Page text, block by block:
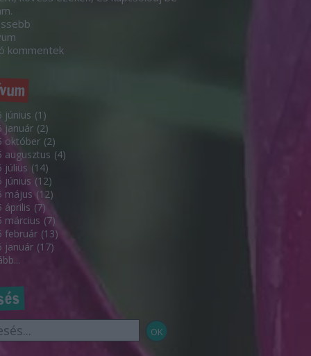
kommentek
június (1 )
január (2)
október (2)
augusztus (4)
július (14)
június (12)
május (12)
április (7)
március (7)
február (13)
január (17)
...